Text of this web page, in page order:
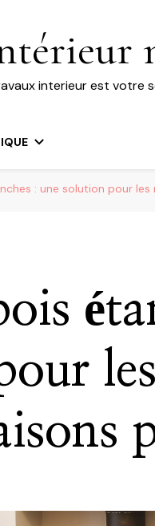
interieur est votre
: une solution pour les